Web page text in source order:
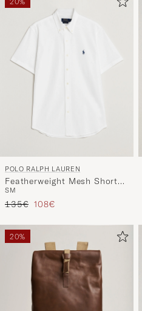
POLO RALPH LAUREN
Featherweight Mesh Short
Sleeve Shirt White
SM
Precio ordinario
135€ Precio reducido
108€
20%